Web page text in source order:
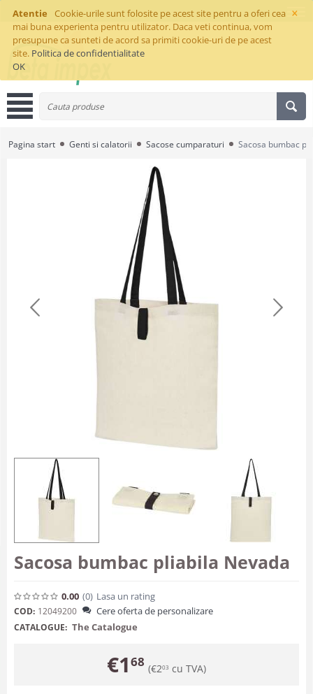
×
Atentie
Cookie-urile sunt folosite pe acest site pentru a oferi cea
mai buna experienta pentru utilizator. Daca veti continua, vom
presupune ca sunteti de acord sa primiti cookie-uri de pe acest
site. Politica de confidentialitate
OK
Pagina start Genti si calatorii Sacose cumparaturi Sacosa bumbac
Sacosa bumbac pliabila Nevada
0.00 (0) Lasa un rating
COD: 12049200 Cere oferta de personalizare
CATALOGUE: The Catalogue
€168 (€203 cu TVA)